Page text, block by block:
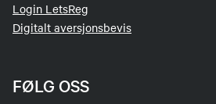
Login LetsReg
Digitalt aversjonsbevis
FØLG OSS